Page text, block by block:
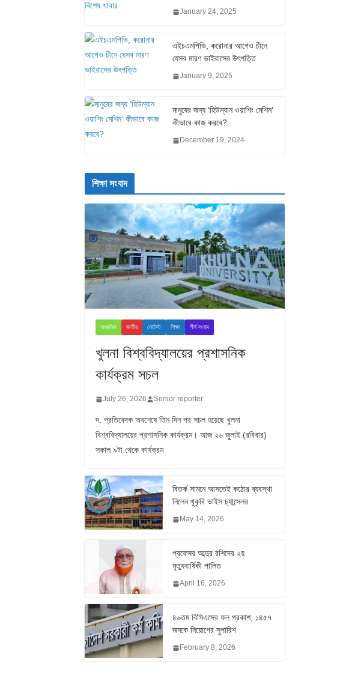
January 24, 2025
এইচএমপিভি, করোনার আগেও চীনে
যেসব মারণ ভাইরাসের উৎপত্তি
January 9, 2025
মানুষের জন্য ‘হিউম্যান ওয়াশিং মেশিন’
কীভাবে কাজ করবে?
December 19, 2024
শিক্ষা সংবাদ
আঞ্চলিক জাতীয় লেটেস্ট শিক্ষা শীর্ষ সংবাদ
খুলনা বিশ্ববিদ্যালয়ের প্রশাসনিক
কার্যক্রম সচল
July 26, 2026 Senior reporter
দ. প্রতিবেদক অবশেষে তিন দিন পর সচল হয়েছে খুলনা
বিশ্ববিদ্যালয়ের প্রশাসনিক কার্যক্রম। আজ ২৬ জুুলাই (রবিবার)
সকাল ৯টা থেকে কার্যক্রম
বিতর্ক সামনে আসতেই কঠোর ব্যবস্থা
নিলেন খুকৃবি ভাইস চ্যান্সেলর
May 14, 2026
প্রফেসর আব্দুর রশিদের ২য়
মৃত্যুবার্ষিকী পালিত
April 16, 2026
৪৬তম বিসিএসের ফল প্রকাশ, ১৪৫৭
জনকে নিয়োগের সুপারিশ
February 8, 2026